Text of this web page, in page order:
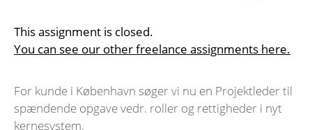
This assignment is closed.
You can see our other freelance assignments here.
For kunde i København søger vi nu en Projektleder til
spændende opgave vedr. roller og rettigheder i nyt
kernesystem.